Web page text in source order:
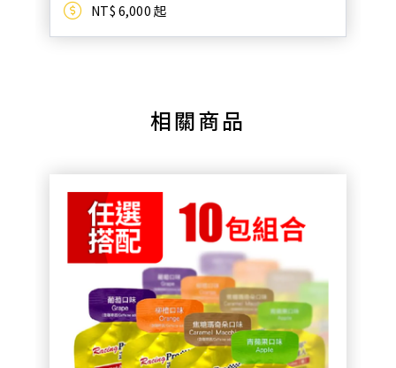
NT$ 6,000 起
相關商品